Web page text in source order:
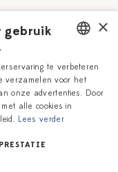
DUTCH
ENGLISH
×
gebruik
te verbeteren
verzamelen voor het
onze advertenties. Door
alle cookies in
Lees verder
PRESTATIE